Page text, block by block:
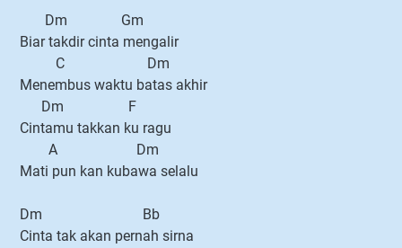
Dm Gm
Biar takdir cinta mengalir
C Dm
Menembus waktu batas akhir
Dm F
Cintamu takkan ku ragu
A Dm
Mati pun kan kubawa selalu
Dm Bb
Cinta tak akan pernah sirna